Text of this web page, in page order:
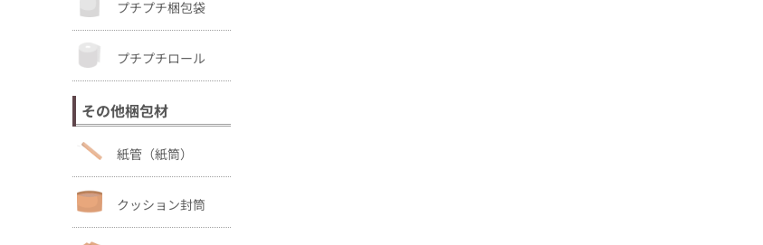
プチプチ梱包袋
プチプチロール
その他梱包材
紙管（紙筒）
クッション封筒